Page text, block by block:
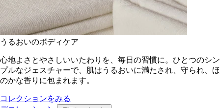
うるおいのボディケア
心地よさとやさしいいたわりを、毎日の習慣に。ひとつのシン
プルなジェスチャーで、肌はうるおいに満たされ、守られ、ほ
のかな香りに包まれます。
コレクションをみる